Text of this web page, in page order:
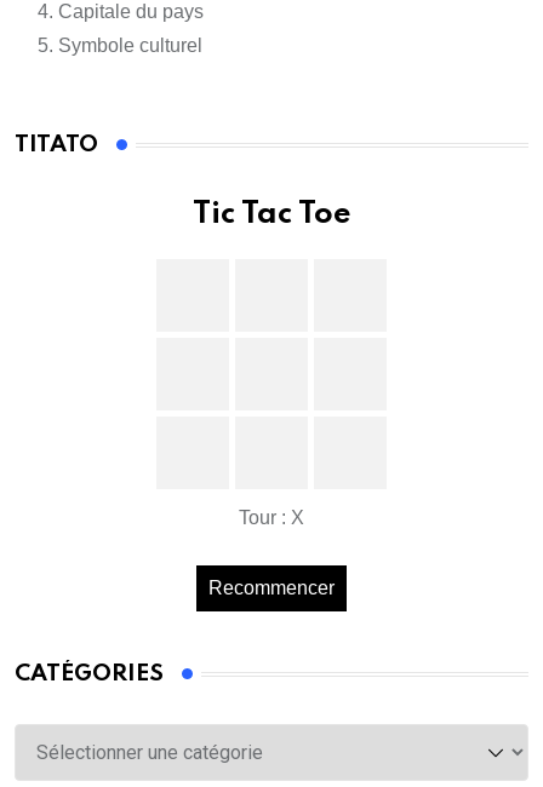
Capitale du pays
Symbole culturel
TITATO
Tic Tac Toe
Tour : X
Recommencer
CATÉGORIES
Catégories